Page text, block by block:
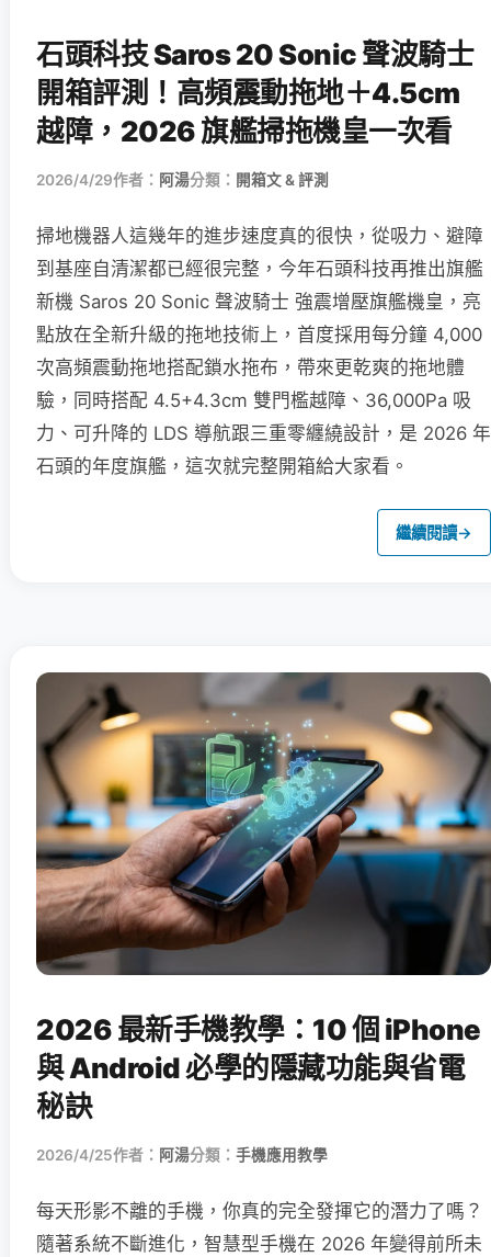
石頭科技 Saros 20 Sonic 聲波騎士
開箱評測！高頻震動拖地＋4.5cm
越障，2026 旗艦掃拖機皇一次看
2026/4/29作者： 阿湯分類： 開箱文 & 評測
掃地機器人這幾年的進步速度真的很快，從吸力、避障
到基座自清潔都已經很完整，今年石頭科技再推出旗艦
新機 Saros 20 Sonic 聲波騎士 強震增壓旗艦機皇，亮
點放在全新升級的拖地技術上，首度採用每分鐘 4,000
次高頻震動拖地搭配鎖水拖布，帶來更乾爽的拖地體
驗，同時搭配 4.5+4.3cm 雙門檻越障、36,000Pa 吸
力、可升降的 LDS 導航跟三重零纏繞設計，是 2026 年
石頭的年度旗艦，這次就完整開箱給大家看。
繼續閱讀→
2026 最新手機教學：10 個 iPhone
與 Android 必學的隱藏功能與省電
秘訣
2026/4/25作者： 阿湯分類： 手機應用教學
每天形影不離的手機，你真的完全發揮它的潛力了嗎？
隨著系統不斷進化，智慧型手機在 2026 年變得前所未